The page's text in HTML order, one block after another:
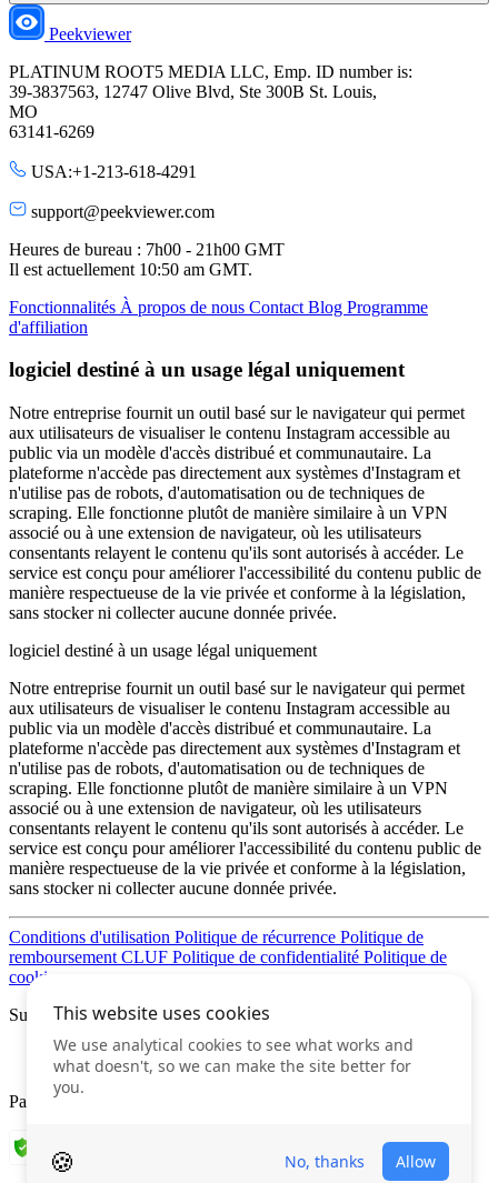
Peekviewer
PLATINUM ROOT5 MEDIA LLC, Emp. ID number is:
39-3837563, 12747 Olive Blvd, Ste 300B St. Louis,
MO
63141-6269
USA:+1-213-618-4291
support@peekviewer.com
Heures de bureau : 7h00 - 21h00 GMT
Il est actuellement 10:50 am GMT.
Fonctionnalités À propos de nous Contact Blog Programme
d'affiliation
logiciel destiné à un usage légal uniquement
Notre entreprise fournit un outil basé sur le navigateur qui permet
aux utilisateurs de visualiser le contenu Instagram accessible au
public via un modèle d'accès distribué et communautaire. La
plateforme n'accède pas directement aux systèmes d'Instagram et
n'utilise pas de robots, d'automatisation ou de techniques de
scraping. Elle fonctionne plutôt de manière similaire à un VPN
associé ou à une extension de navigateur, où les utilisateurs
consentants relayent le contenu qu'ils sont autorisés à accéder. Le
service est conçu pour améliorer l'accessibilité du contenu public de
manière respectueuse de la vie privée et conforme à la législation,
sans stocker ni collecter aucune donnée privée.
logiciel destiné à un usage légal uniquement
Notre entreprise fournit un outil basé sur le navigateur qui permet
aux utilisateurs de visualiser le contenu Instagram accessible au
public via un modèle d'accès distribué et communautaire. La
plateforme n'accède pas directement aux systèmes d'Instagram et
n'utilise pas de robots, d'automatisation ou de techniques de
scraping. Elle fonctionne plutôt de manière similaire à un VPN
associé ou à une extension de navigateur, où les utilisateurs
consentants relayent le contenu qu'ils sont autorisés à accéder. Le
service est conçu pour améliorer l'accessibilité du contenu public de
manière respectueuse de la vie privée et conforme à la législation,
sans stocker ni collecter aucune donnée privée.
Conditions d'utilisation Politique de récurrence Politique de
remboursement CLUF Politique de confidentialité Politique de
cookies
Suivez-nous
Paiements Internet sécurisés